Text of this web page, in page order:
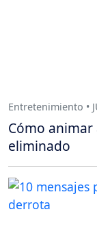
Entretenimiento •
Cómo
eliminado